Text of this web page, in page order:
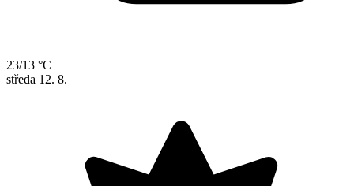
23/13 °C
středa 12. 8.